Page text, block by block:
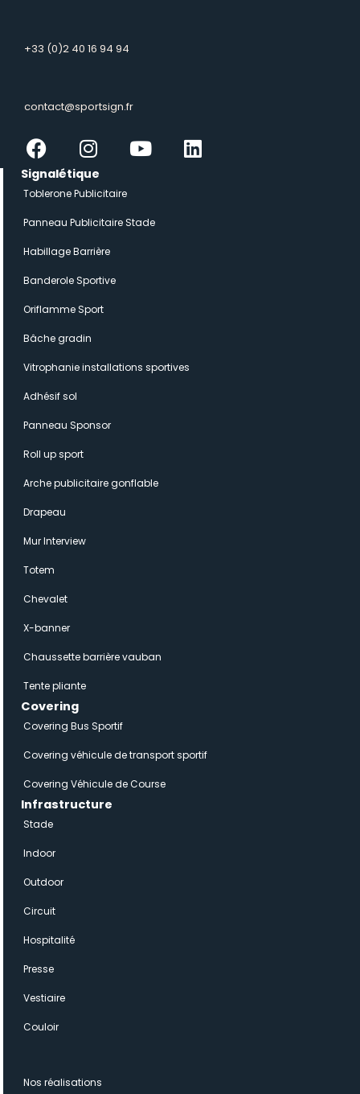
+33 (0)2 40 16 94 94
contact@sportsign.fr
FacebookInstagram
YoutubeLinkedin
Signalétique
Toblerone Publicitaire
Panneau Publicitaire Stade
Habillage Barrière
Banderole Sportive
Oriflamme Sport
Bâche gradin
Vitrophanie installations sportives
Adhésif sol
Panneau Sponsor
Roll up sport
Arche publicitaire gonflable
Drapeau
Mur Interview
Totem
Chevalet
X-banner
Chaussette barrière vauban
Tente pliante
Covering
Covering Bus Sportif
Covering véhicule de transport sportif
Covering Véhicule de Course
Infrastructure
Stade
Indoor
Outdoor
Circuit
Hospitalité
Presse
Vestiaire
Couloir
Nos réalisations